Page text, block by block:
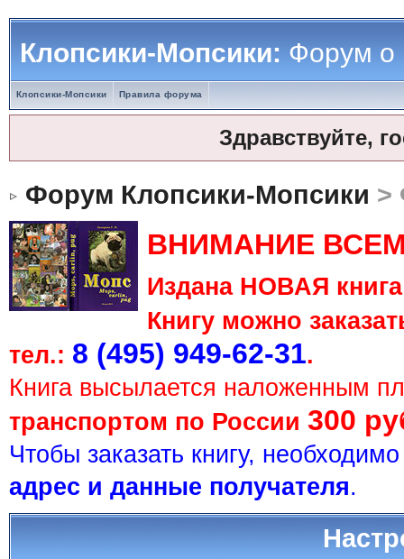
Клопсики-Мопсики:Форум о
Клопсики-Мопсики Правила форума
Здравствуйте,
Форум Клопсики-Мопсики >
ВНИМАНИЕ
Издана НОВАЯ
Книгу можно
тел.: 8 (495) 949-62-31.
Книга высылается наложенным
транспортом по России 300
Чтобы заказать книгу,
адрес и данные получателя.